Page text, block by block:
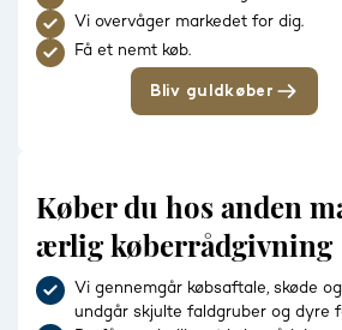
Vi overvåger markedet for dig.
Få et nemt køb.
Bliv guldkøber
Køber du hos anden
ærlig køberrådgivning
Vi gennemgår købsaftale, skøde
undgår skjulte faldgruber og dyre